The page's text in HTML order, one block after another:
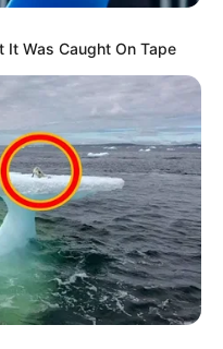
εξακολουθεί να
γνώριζαν ότι
υψηλότερα στους
τα lockdown, τις
υπήρχαν
έναν δικηγόρο στο
το γεγονός ότι ο
για λογαριασμό
It Was Caught On Tape